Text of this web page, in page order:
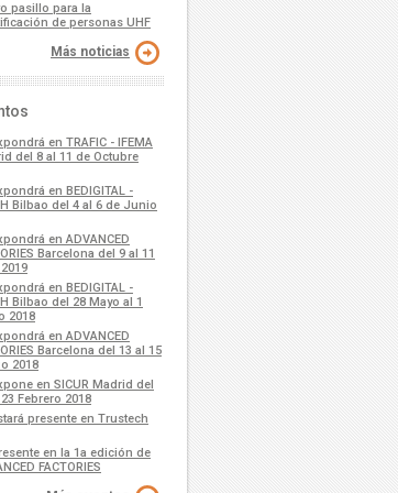
pasillo para la
de personas UHF
Más noticias
en TRAFIC - IFEMA
del 8 al 11 de Octubre
en BEDIGITAL -
Bilbao del 4 al 6 de Junio
en ADVANCED
Barcelona del 9 al 11
en BEDIGITAL -
Bilbao del 28 Mayo al 1
2018
en ADVANCED
Barcelona del 13 al 15
2018
en SICUR Madrid del
Febrero 2018
presente en Trustech
en la 1a edición de
FACTORIES